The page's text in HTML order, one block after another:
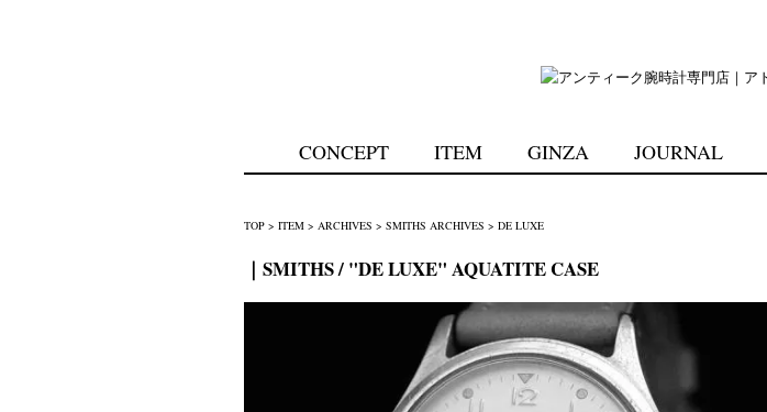
CONCEPT ITEM GINZA JOURNAL
TOP > ITEM > ARCHIVES > SMITHS ARCHIVES > DE LUXE
｜SMITHS / "DE LUXE" AQUATITE CASE